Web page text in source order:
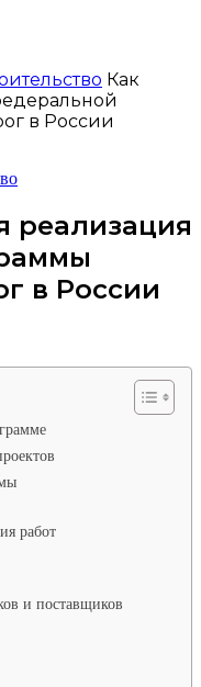
Как
в России
реализация
в России
работ
и поставщиков